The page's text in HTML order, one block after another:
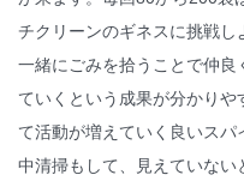
チクリーンのギネスに挑戦し
一緒にごみを拾うことで仲良
ていくという成果が分かり
て活動が増えていく良いス
中清掃もして、見えていない